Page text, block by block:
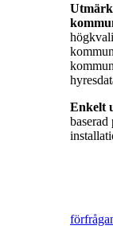
Enkelt
baserad